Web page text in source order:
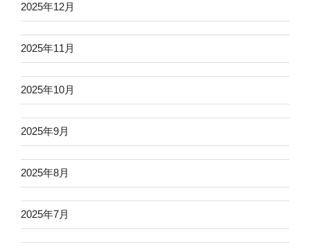
2025年12月
2025年11月
2025年10月
2025年9月
2025年8月
2025年7月